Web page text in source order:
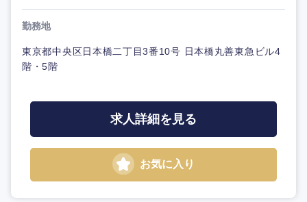
勤務地
東京都中央区日本橋二丁目3番10号 日本橋丸善東急ビル4
階・5階
求人詳細を見る
お気に入り